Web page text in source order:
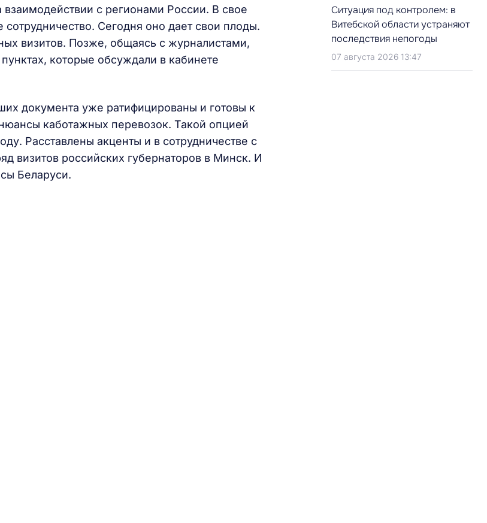
взаимодействии с регионами России. В свое
Сегодня оно дает свои плоды.
визитов. Позже, общаясь с журналистами,
которые обсуждали в кабинете
документа уже ратифицированы и готовы к
каботажных перевозок. Такой опцией
Расставлены акценты и в сотрудничестве с
визитов российских губернаторов в Минск. И
Беларуси.
Ситуация под контролем: в
Витебской области устраняют
последствия непогоды
07 августа 2026 13:47